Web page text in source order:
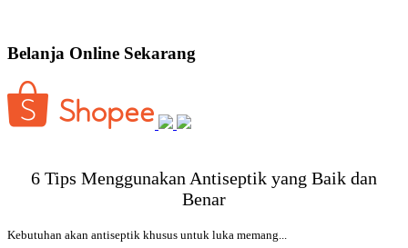
Belanja Online Sekarang
6 Tips Menggunakan Antiseptik yang Baik dan
Benar
Kebutuhan akan antiseptik khusus untuk luka memang...